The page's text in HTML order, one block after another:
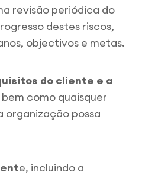
revisão periódica do
destes riscos,
objectivos e metas.
do cliente e a
bem como quaisquer
organização possa
e, incluindo a